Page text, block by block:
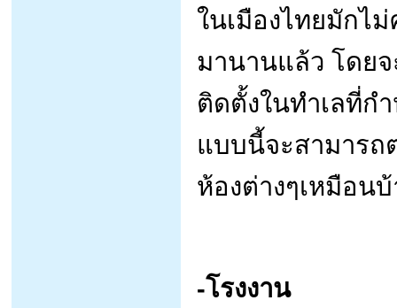
ในเมืองไทยมักไ
มานานแล้ว โดยจ
ติดตั้งในทำเลที่ก
แบบนี้จะสามารถ
ห้องต่างๆเหมือน
-โรงงาน